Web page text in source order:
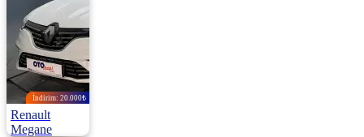
İndirim: 20.000₺
Renault
Megane